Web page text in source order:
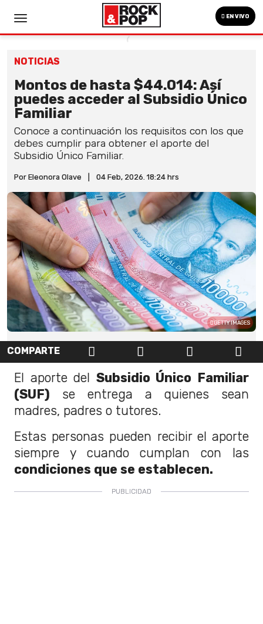
EN VIVO
NOTICIAS
Montos de hasta $44.014: Así
puedes acceder al Subsidio Único
Familiar
Conoce a continuación los requisitos con los que
debes cumplir para obtener el aporte del
Subsidio Único Familiar.
Por Eleonora Olave 04 Feb, 2026. 18:24 hrs
GETTY IMAGES
COMPARTE
El aporte del Subsidio Único Familiar
(SUF) se entrega a quienes sean
madres, padres o tutores.
Estas personas pueden recibir el aporte
siempre y cuando cumplan con las
condiciones que se establecen.